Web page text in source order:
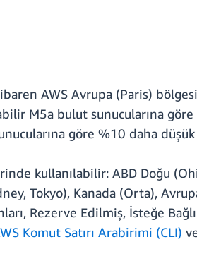
AWS Avrupa (Paris)
M5a bulut sunucularına
göre %10 daha
kullanılabilir: ABD Doğu
Tokyo), Kanada (Orta),
Rezerve Edilmiş, İsteğe
Komut Satırı Arabirimi (CLI)